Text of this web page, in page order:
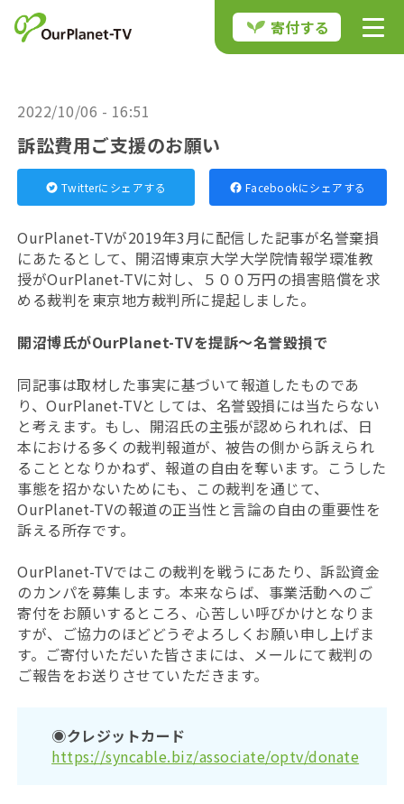
寄付する
2022/10/06 - 16:51
訴訟費用ご支援のお願い
Twitterにシェアする Facebookにシェアする
OurPlanet-TVが2019年3月に配信した記事が名誉棄損
にあたるとして、開沼博東京大学大学院情報学環准教
授がOurPlanet-TVに対し、５００万円の損害賠償を求
める裁判を東京地方裁判所に提起しました。
開沼博氏がOurPlanet-TVを提訴〜名誉毀損で
同記事は取材した事実に基づいて報道したものであ
り、OurPlanet-TVとしては、名誉毀損には当たらない
と考えます。もし、開沼氏の主張が認められれば、日
本における多くの裁判報道が、被告の側から訴えられ
ることとなりかねず、報道の自由を奪います。こうした
事態を招かないためにも、この裁判を通じて、
OurPlanet-TVの報道の正当性と言論の自由の重要性を
訴える所存です。
OurPlanet-TVではこの裁判を戦うにあたり、訴訟資金
のカンパを募集します。本来ならば、事業活動へのご
寄付をお願いするところ、心苦しい呼びかけとなりま
すが、ご協力のほどどうぞよろしくお願い申し上げま
す。ご寄付いただいた皆さまには、メールにて裁判の
ご報告をお送りさせていただきます。
◉クレジットカード
https://syncable.biz/associate/optv/donate